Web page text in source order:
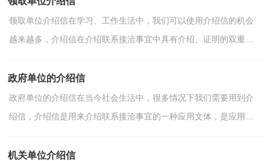
领取单位介绍信在学习、工作生活中，我们可以使用介绍信的机会
越来越多，介绍信在介绍联系接洽事宜中具有介绍、证明的双重作
政府单位的介绍信
政府单位的介绍信在当今社会生活中，很多情况下我们需要用到介
绍信，介绍信是用来介绍联系接洽事宜的一种应用文体，是应用写
机关单位介绍信